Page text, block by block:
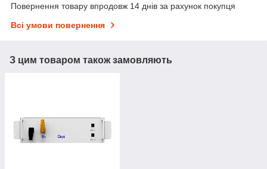
Повернення товару впродовж 14 днів за рахунок покупця
Всі умови повернення
З цим товаром також замовляють